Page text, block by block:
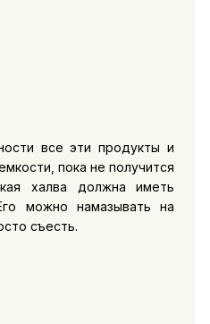
все эти продукты и
пока не получится
халва должна иметь
можно намазывать на
съесть.